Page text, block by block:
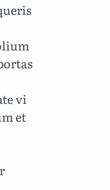
vi
et